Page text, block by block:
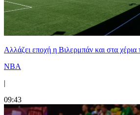
Aλλάζει εποχή η Βιλερμπάν και στα χέρια
NBA
|
09:43